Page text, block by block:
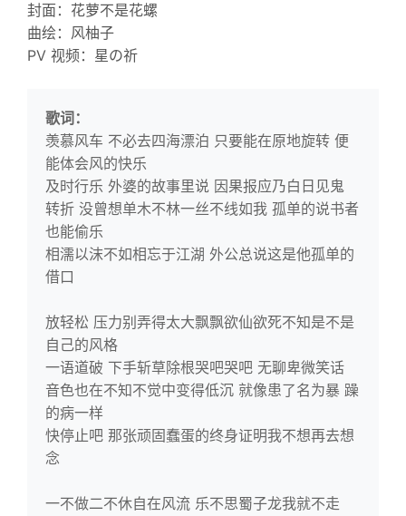
封面：花萝不是花螺
曲绘：风柚子
PV 视频：星の祈
歌词：
羡慕风车 不必去四海漂泊 只要能在原地旋转 便
能体会风的快乐
及时行乐 外婆的故事里说 因果报应乃白日见鬼
转折 没曾想单木不林一丝不线如我 孤单的说书者
也能偷乐
相濡以沫不如相忘于江湖 外公总说这是他孤单的
借口
放轻松 压力别弄得太大飘飘欲仙欲死不知是不是
自己的风格
一语道破 下手斩草除根哭吧哭吧 无聊卑微笑话
音色也在不知不觉中变得低沉 就像患了名为暴 躁
的病一样
快停止吧 那张顽固蠢蛋的终身证明我不想再去想
念
一不做二不休自在风流 乐不思蜀子龙我就不走